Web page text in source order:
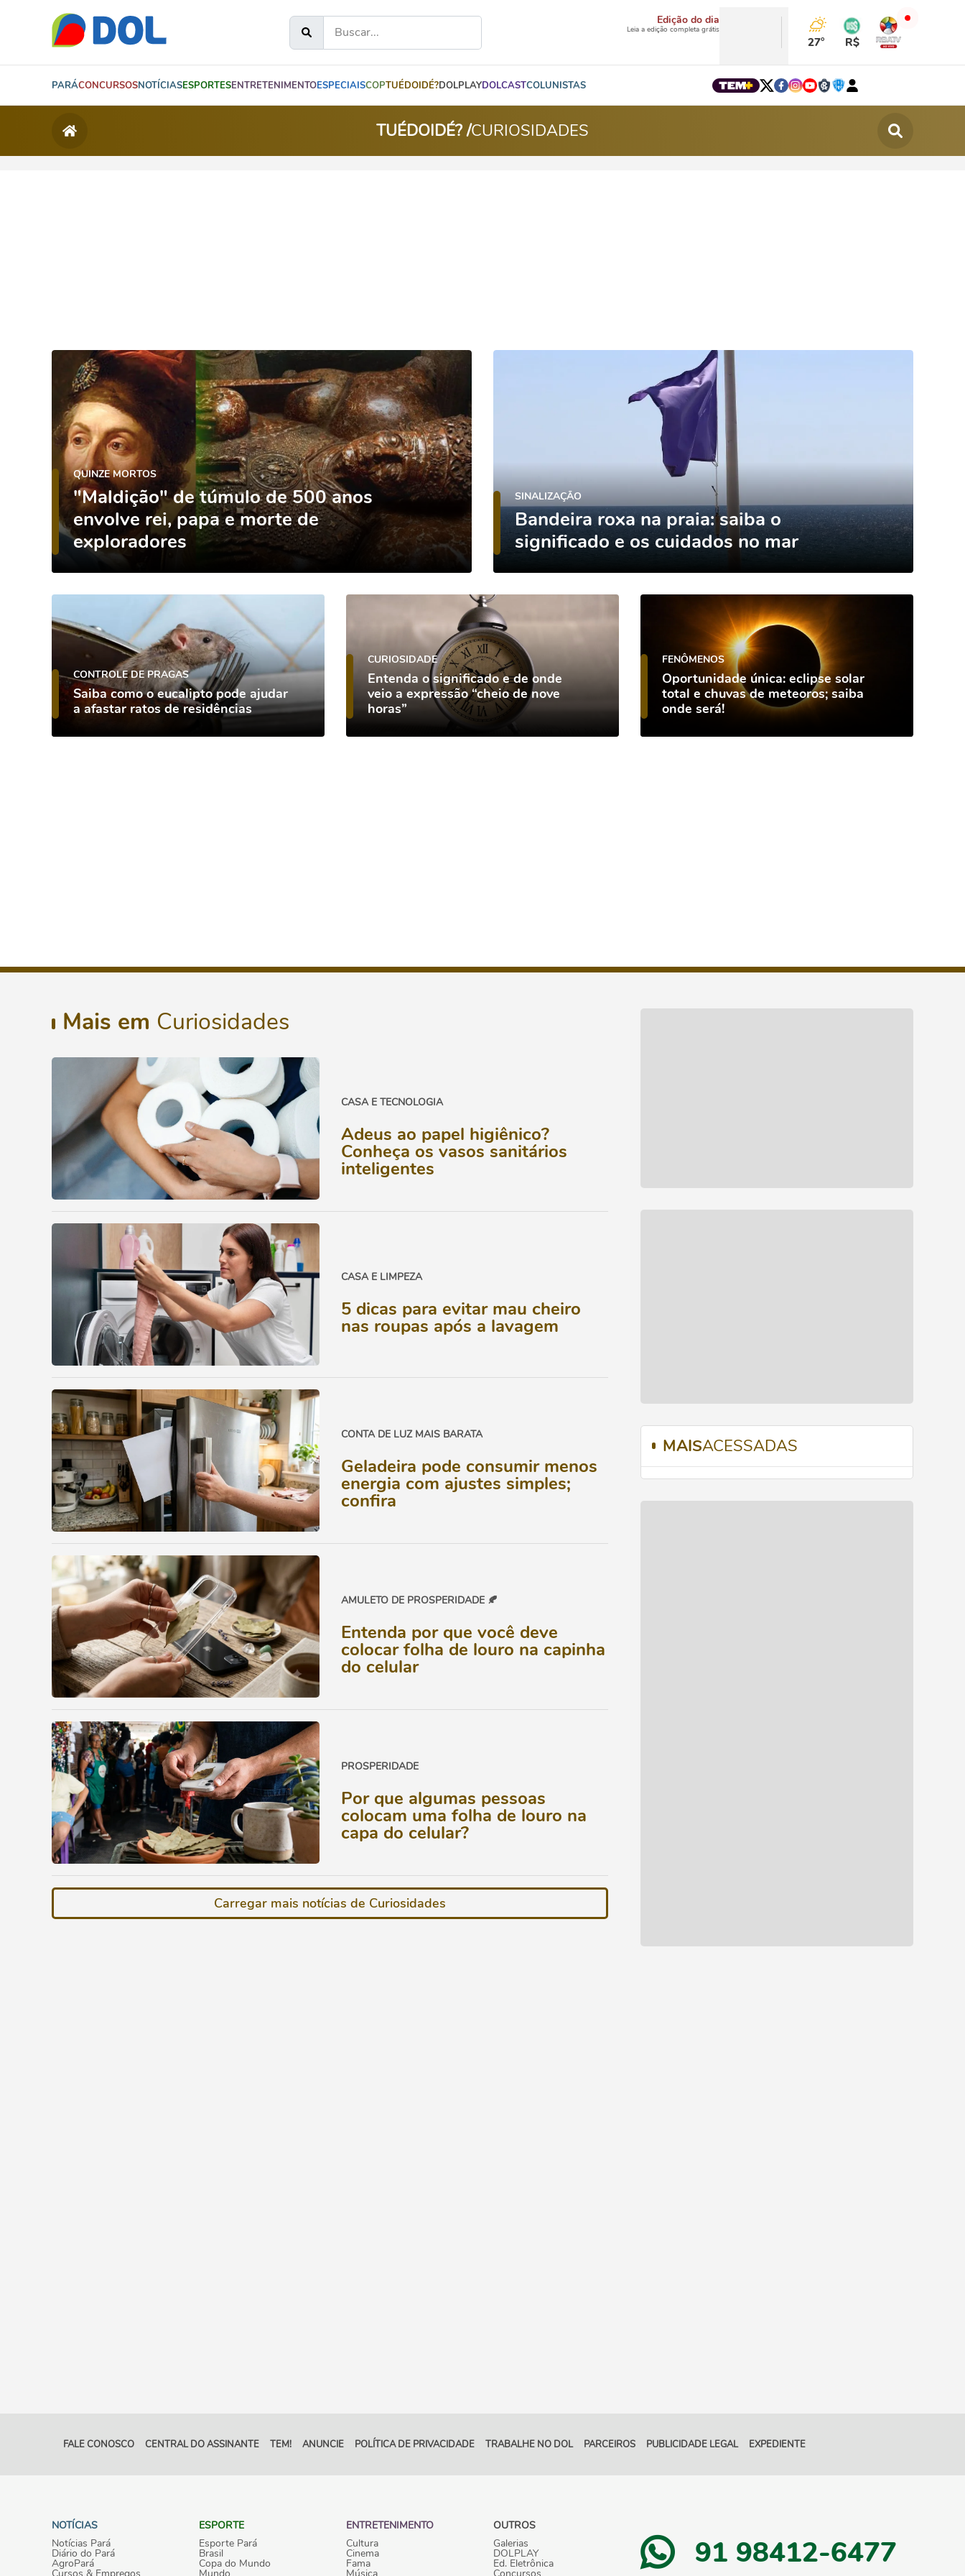
Edição do dia
Leia a edição completa grátis
27° R$
PARÁCONCURSOSNOTÍCIASESPORTESENTRETENIMENTOESPECIAISCOPTUÉDOIDÉ?DOLPLAYDOLCASTCOLUNISTAS
TUÉDOIDÉ? /CURIOSIDADES
QUINZE MORTOS
"Maldição" de túmulo de 500 anos
envolve rei, papa e morte de
exploradores
SINALIZAÇÃO
Bandeira roxa na praia: saiba o
significado e os cuidados no mar
CONTROLE DE PRAGAS
Saiba como o eucalipto pode ajudar
a afastar ratos de residências
CURIOSIDADE
Entenda o significado e de onde
veio a expressão “cheio de nove
horas”
FENÔMENOS
Oportunidade única: eclipse solar
total e chuvas de meteoros; saiba
onde será!
Mais em Curiosidades
CASA E TECNOLOGIA
Adeus ao papel higiênico?
Conheça os vasos sanitários
inteligentes
CASA E LIMPEZA
5 dicas para evitar mau cheiro
nas roupas após a lavagem
CONTA DE LUZ MAIS BARATA
Geladeira pode consumir menos
energia com ajustes simples;
confira
AMULETO DE PROSPERIDADE 🍂
Entenda por que você deve
colocar folha de louro na capinha
do celular
PROSPERIDADE
Por que algumas pessoas
colocam uma folha de louro na
capa do celular?
Carregar mais notícias de Curiosidades
MAISACESSADAS
FALE CONOSCO CENTRAL DO ASSINANTE TEM! ANUNCIE POLÍTICA DE PRIVACIDADE TRABALHE NO DOL PARCEIROS PUBLICIDADE LEGAL EXPEDIENTE
NOTÍCIAS
Notícias Pará
Diário do Pará
AgroPará
Cursos & Empregos
ESPORTE
Esporte Pará
Brasil
Copa do Mundo
Mundo
ENTRETENIMENTO
Cultura
Cinema
Fama
Música
OUTROS
Galerias
DOLPLAY
Ed. Eletrônica
Concursos
91 98412-6477